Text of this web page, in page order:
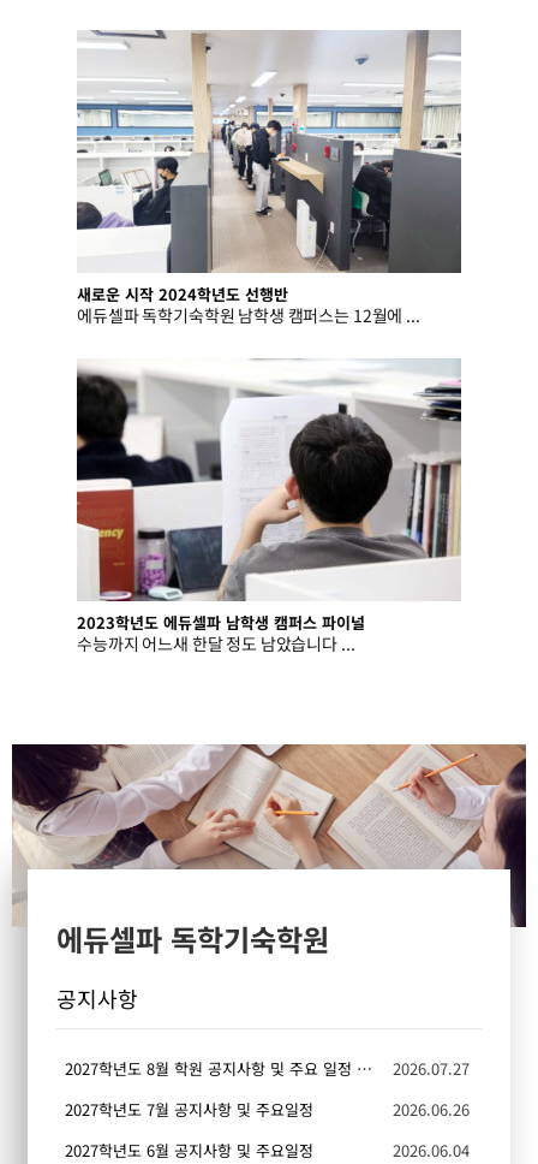
새로운 시작 2024학년도 선행반
에듀셀파 독학기숙학원 남학생 캠퍼스는 12월에 ...
2023학년도 에듀셀파 남학생 캠퍼스 파이널
수능까지 어느새 한달 정도 남았습니다 ...
에듀셀파 독학기숙학원
공지사항
2027학년도 8월 학원 공지사항 및 주요 일정 안내
2026.07.27
2027학년도 7월 공지사항 및 주요일정
2026.06.26
2027학년도 6월 공지사항 및 주요일정
2026.06.04